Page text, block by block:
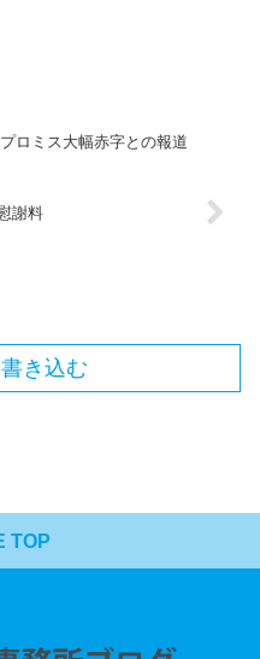
ロミス大幅赤字との報道
謝料
き込む
TOP